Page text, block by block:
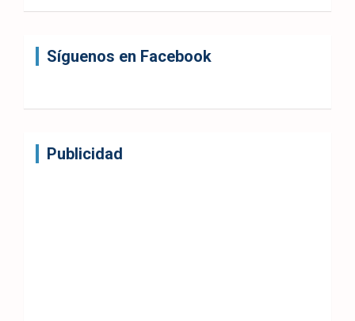
Síguenos en Facebook
Publicidad